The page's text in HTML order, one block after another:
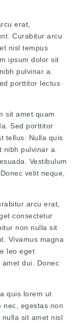
erat,
Curabitur arcu
nisl tempus
ipsum dolor sit
pulvinar a.
porttitor lectus
sit amet quam
Sed porttitor
tellus. Nulla quis
pulvinar a.
Vestibulum
velit neque,
arcu erat,
consectetur
non nulla sit
Vivamus magna
leo eget
dui. Donec
quis lorem ut
nec, egestas non
sit amet nisl